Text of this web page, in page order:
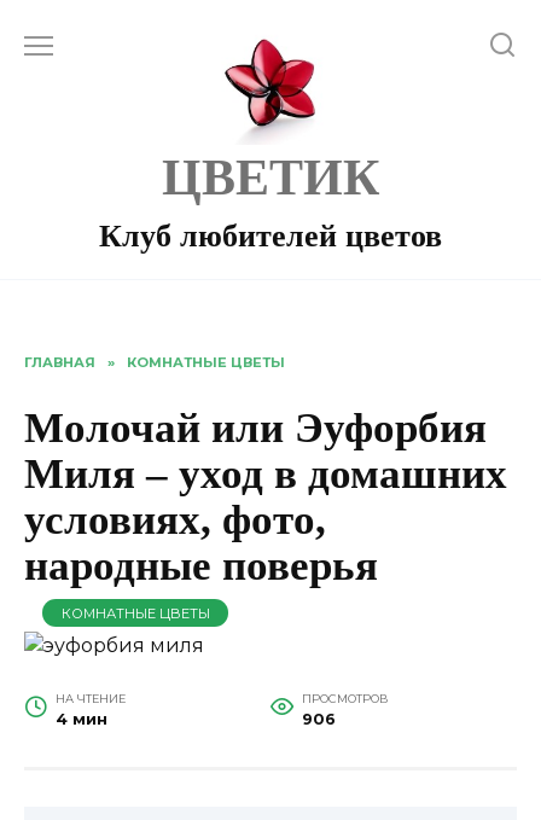
ЦВЕТИК
Клуб любителей цветов
ГЛАВНАЯ » КОМНАТНЫЕ ЦВЕТЫ
Молочай или Эуфорбия
Миля – уход в домашних
условиях, фото,
народные поверья
КОМНАТНЫЕ ЦВЕТЫ
НА ЧТЕНИЕ
4 мин
ПРОСМОТРОВ
906